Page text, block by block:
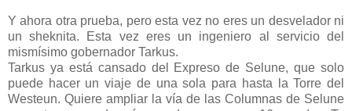
Y ahora otra prueba, pero esta vez no eres un desvelador ni
un sheknita. Esta vez eres un ingeniero al servicio del
mismísimo gobernador Tarkus.
Tarkus ya está cansado del Expreso de Selune, que solo
puede hacer un viaje de una sola para hasta la Torre del
Westeun. Quiere ampliar la vía de las Columnas de Selune